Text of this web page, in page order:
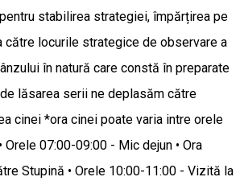
stabilirea strategiei, împărțirea pe
către locurile strategice de observare a
în natură care constă în preparate
lăsarea serii ne deplasăm către
cinei *ora cinei poate varia intre orele
Orele 07:00-09:00 - Mic dejun • Ora
Stupină • Orele 10:00-11:00 - Vizită la